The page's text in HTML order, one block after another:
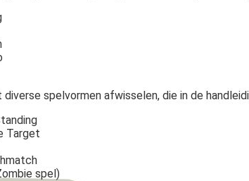
diverse spelvormen afwisselen, die in de
Target
spel)